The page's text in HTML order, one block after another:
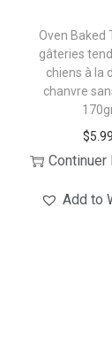
Oven Baked
gâteries
chiens à la
chanvre
$5.99
Continuer
Add to